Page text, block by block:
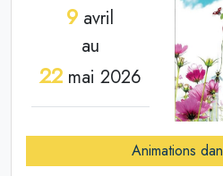
9 avril
au
22mai 2026
Animations